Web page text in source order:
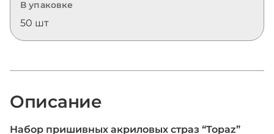
В упаковке
50 шт
Описание
Набор пришивных акриловых страз “Topaz”